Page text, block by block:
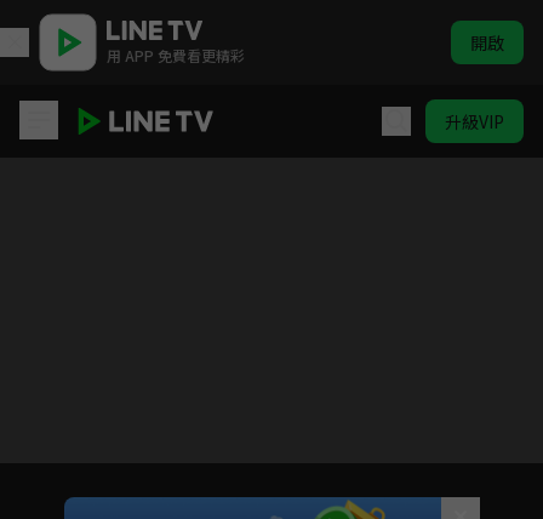
用 APP 免費看更精彩 開啟
升級VIP
Unmute
如有不便請見諒